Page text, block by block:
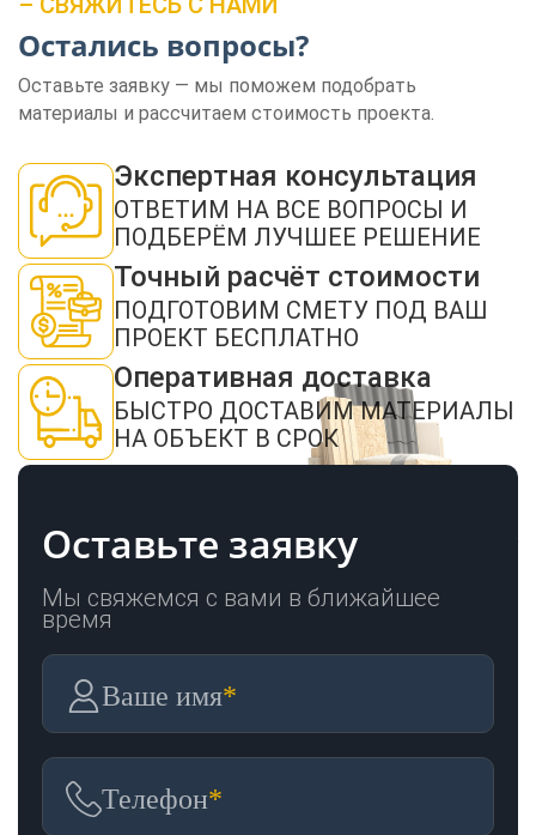
Остались вопросы?
Оставьте заявку — мы поможем подобрать
материалы и рассчитаем стоимость проекта.
Экспертная консультация
ОТВЕТИМ НА ВСЕ ВОПРОСЫ И
ПОДБЕРЁМ ЛУЧШЕЕ РЕШЕНИЕ
Точный расчёт стоимости
ПОДГОТОВИМ СМЕТУ ПОД ВАШ
ПРОЕКТ БЕСПЛАТНО
Оперативная доставка
БЫСТРО ДОСТАВИМ МАТЕРИАЛЫ
НА ОБЪЕКТ В СРОК
Оставьте заявку
Мы свяжемся с вами в ближайшее
время
Ваше имя*
Телефон*
Нажимая кнопку "Отправить", я даю своё согласие на обработку моих
персональных данных в соответствии с ФЗ от 27.07.2006 № 152-ФЗ "О
персональных данных", на условиях и для целей, определенных в политикой
конфиденциальности
ОТПРАВИТЬ